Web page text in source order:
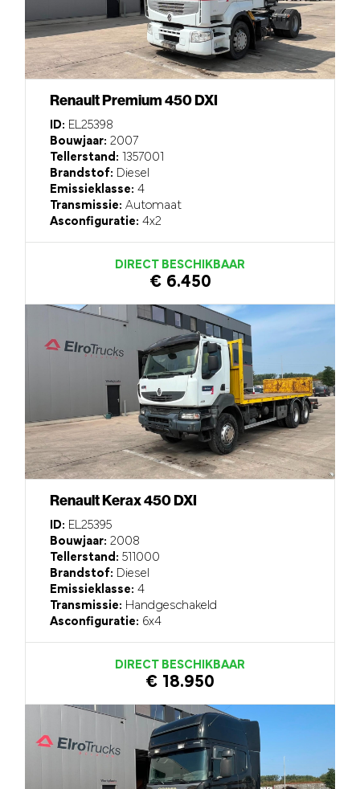
Renault Premium 450 DXI
ID: EL25398
Bouwjaar: 2007
Tellerstand: 1357001
Brandstof: Diesel
Emissieklasse: 4
Transmissie: Automaat
Asconfiguratie: 4x2
DIRECT BESCHIKBAAR
€ 6.450
Renault Kerax 450 DXI
ID: EL25395
Bouwjaar: 2008
Tellerstand: 511000
Brandstof: Diesel
Emissieklasse: 4
Transmissie: Handgeschakeld
Asconfiguratie: 6x4
DIRECT BESCHIKBAAR
€ 18.950